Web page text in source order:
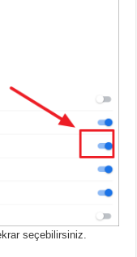
seçebilirsiniz.